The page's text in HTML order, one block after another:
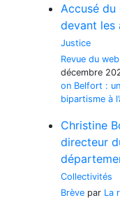
Accusé du
devant les
Justice
Revue du web
décembre
on Belfort :
bipartisme à
Christine
directeur
Collectivités
Brève par La